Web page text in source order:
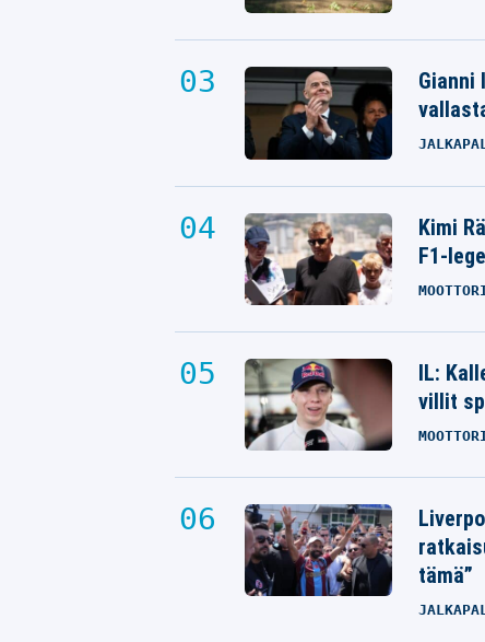
Kimi
F1-
IL:
villit
tämä”